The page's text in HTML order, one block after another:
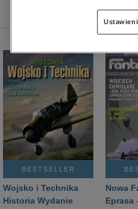
zdrowie
religie
BESTSELLER
Wojsko i Technika
Historia Wydanie
Nowa
Eprasa